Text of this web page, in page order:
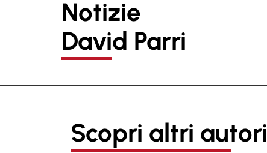
Notizie
David Parri
Scopri altri autori